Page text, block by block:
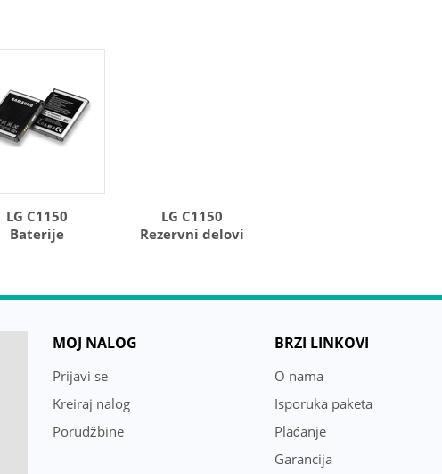
LG C1150
Baterije
LG C1150
Rezervni delovi
MOJ NALOG
Prijavi se
Kreiraj nalog
Porudžbine
BRZI LINKOVI
O nama
Isporuka paketa
Plaćanje
Garancija